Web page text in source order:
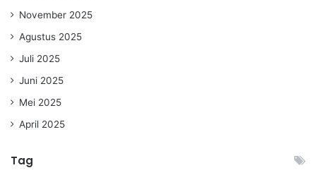
November 2025
Agustus 2025
Juli 2025
Juni 2025
Mei 2025
April 2025
Tag